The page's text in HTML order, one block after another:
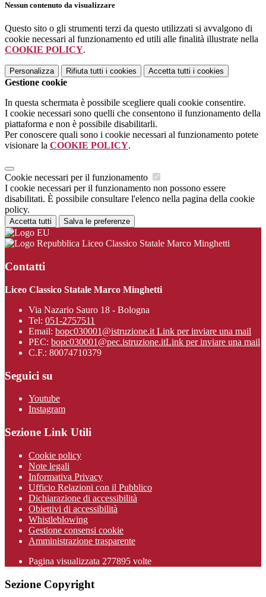
Nessun contenuto da visualizzare
Questo sito o gli strumenti terzi da questo utilizzati si avvalgono di
cookie necessari al funzionamento ed utili alle finalità illustrate nella
COOKIE POLICY.
Personalizza Rifiuta tutti i cookies Accetta tutti i cookies
Gestione cookie
In questa schermata è possibile scegliere quali cookie consentire.
I cookie necessari sono quelli che consentono il funzionamento della
piattaforma e non è possibile disabilitarli.
Per conoscere quali sono i cookie necessari al funzionamento potete
visionare la COOKIE POLICY.
Cookie necessari per il funzionamento
I cookie necessari per il funzionamento non possono essere
disabilitati. È possibile consultare l'elenco nella pagina della cookie
policy.
Accetta tutti Salva le preferenze
Liceo Classico Statale Marco Minghetti
Contatti
Liceo Classico Statale Marco Minghetti
Via Nazario Sauro 18 - Bologna
Tel: 051-2757511
Email: bopc030001@istruzione.it Link per inviare una mail
PEC: bopc030001@pec.istruzione.itLink per inviare una mail
C.F.: 80074710379
Seguici su
Youtube
Instagram
Sezione Link Utili
Cookie policy
Note legali
Informativa Privacy
Ufficio Relazioni con il Pubblico
Dichiarazione di accessibilità
Obiettivi di accessibilità
Whistleblowing
Gestione consensi cookie
Amministrazione trasparente
Pagina visualizzata 277895 volte
Sezione Copyright